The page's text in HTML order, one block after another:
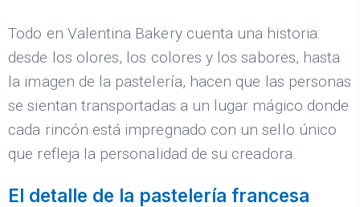
Todo en Valentina Bakery cuenta una historia:
desde los olores, los colores y los sabores, hasta
la imagen de la pastelería, hacen que las personas
se sientan transportadas a un lugar mágico donde
cada rincón está impregnado con un sello único
que refleja la personalidad de su creadora.
El detalle de la pastelería francesa